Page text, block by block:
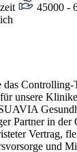
45000 -
das Controlling-
unsere
Partner in der
Vertrag,
und